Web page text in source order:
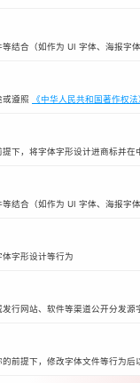
结合（如作为 UI 字体、海报字
或遵照 《中华人民共和国著作权法
下，将字体字形设计进商标并在
结合（如作为 UI 字体、海报字
字形设计等行为
行网站、软件等渠道公开分发源
前提下，修改字体文件等行为后